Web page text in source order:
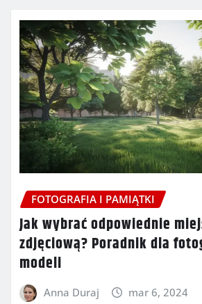
FOTOGRAFIA I PAMIĄTKI
Jak wybrać odpowiednie
zdjęciową? Poradnik dla
modeli
Anna Duraj mar 6, 2024